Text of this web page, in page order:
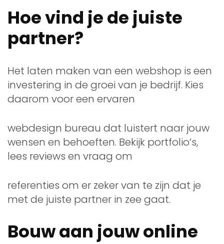
Hoe vind je de juiste
partner?
Het laten maken van een webshop is een
investering in de groei van je bedrijf. Kies
daarom voor een ervaren
webdesign bureau dat luistert naar jouw
wensen en behoeften. Bekijk portfolio’s,
lees reviews en vraag om
referenties om er zeker van te zijn dat je
met de juiste partner in zee gaat.
Bouw aan jouw online